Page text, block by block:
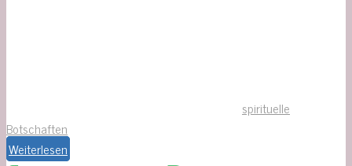
spirituelle
Botschaften
Weiterlesen